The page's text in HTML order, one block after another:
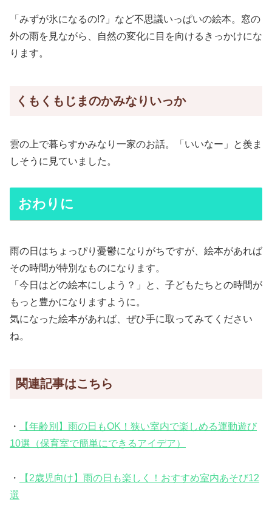
「みずが氷になるの!?」など不思議いっぱいの絵本。窓の
外の雨を見ながら、自然の変化に目を向けるきっかけにな
ります。
くもくもじまのかみなりいっか
雲の上で暮らすかみなり一家のお話。「いいなー」と羨ま
しそうに見ていました。
おわりに
雨の日はちょっぴり憂鬱になりがちですが、絵本があれば
その時間が特別なものになります。
「今日はどの絵本にしよう？」と、子どもたちとの時間が
もっと豊かになりますように。
気になった絵本があれば、ぜひ手に取ってみてください
ね。
関連記事はこちら
・
【年齢別】雨の日もOK！狭い室内で楽しめる運動遊び
10選（保育室で簡単にできるアイデア）
・
【2歳児向け】雨の日も楽しく！おすすめ室内あそび12
選